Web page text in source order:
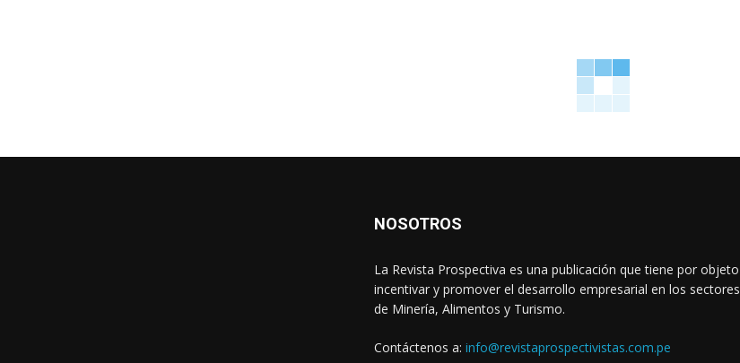
NOSOTROS
La Revista Prospectiva es una publicación que tiene por objeto
incentivar y promover el desarrollo empresarial en los sectores
de Minería, Alimentos y Turismo.
Contáctenos a: info@revistaprospectivistas.com.pe